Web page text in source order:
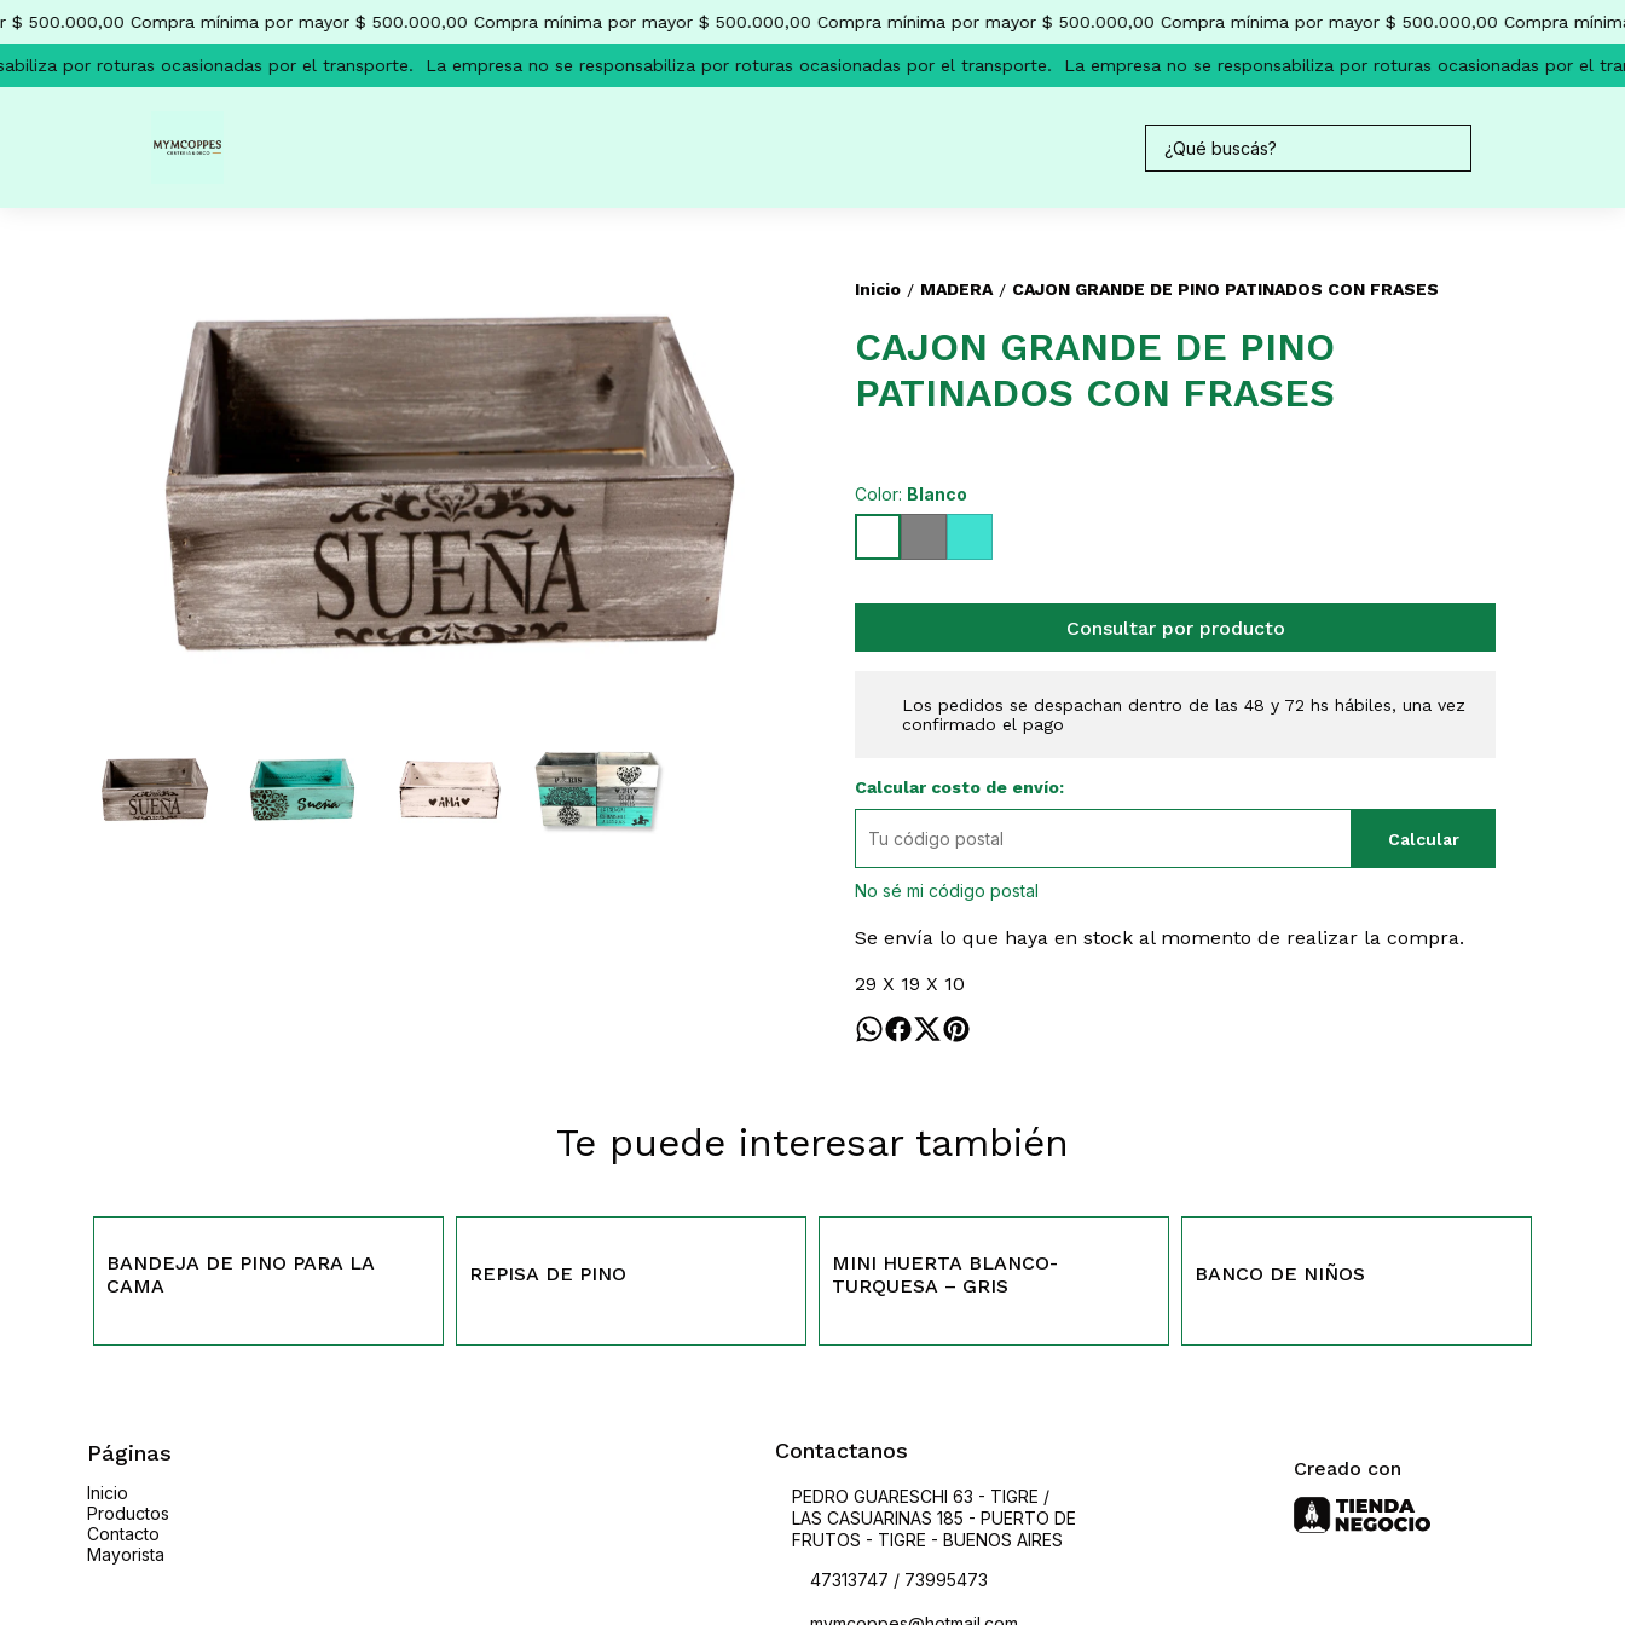
500.000,00 Compra mínima por mayor $ 500.000,00 Compra mínima por mayor $ 500.000,00 Compra mínima por mayor $ 500.000,00 Compra mínima por mayor $ 500.000,00 Compra
por roturas ocasionadas por el transporte. La empresa no se responsabiliza por roturas ocasionadas por el transporte. La empresa no se responsabiliza por roturas ocasionadas por el
Inicio / MADERA / CAJON GRANDE DE PINO PATINADOS CON FRASES
CAJON GRANDE DE PINO
PATINADOS CON FRASES
Color: Blanco
Consultar por producto
Los pedidos se despachan dentro de las 48 y 72 hs hábiles, una vez
confirmado el pago
Calcular costo de envío:
Calcular
No sé mi código postal
Se envía lo que haya en stock al momento de realizar la compra.
29 X 19 X 10
Te puede interesar también
BANDEJA DE PINO PARA LA
CAMA
REPISA DE PINO
MINI HUERTA BLANCO-
TURQUESA – GRIS
BANCO DE NIÑOS
Páginas
Inicio
Productos
Contacto
Mayorista
Contactanos
PEDRO GUARESCHI 63 - TIGRE /
LAS CASUARINAS 185 - PUERTO DE
FRUTOS - TIGRE - BUENOS AIRES
47313747 / 73995473
Creado con